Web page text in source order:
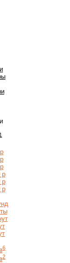
р
р
р
6
2